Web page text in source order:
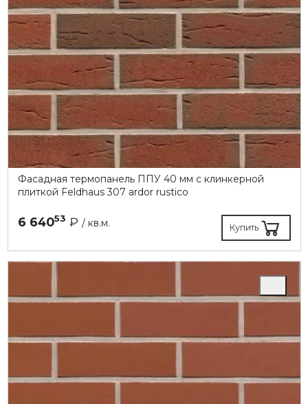
Фасадная термопанель ППУ 40 мм с клинкерной
плиткой Feldhaus 307 ardor rustico
6 64053 ₽ / кв.м. Купить